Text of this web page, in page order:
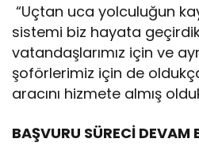
“Uçtan uca yolculuğun
sistemi biz hayata
vatandaşlarımız için ve
şoförlerimiz için de
aracını hizmete almış
BAŞVURU SÜRECİ DEVAM